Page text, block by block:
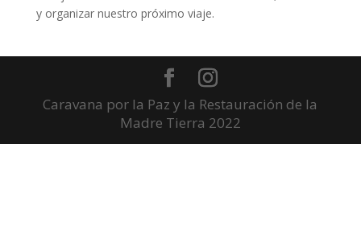
y organizar nuestro próximo viaje.
Caravana por la Paz y la Restauración de la
Madre Tierra 2022